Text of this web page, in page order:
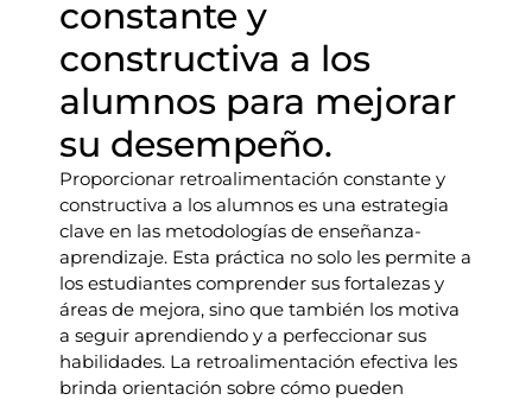
constante y
constructiva a los
alumnos para mejorar
su desempeño.
Proporcionar retroalimentación constante y
constructiva a los alumnos es una estrategia
clave en las metodologías de enseñanza-
aprendizaje. Esta práctica no solo les permite a
los estudiantes comprender sus fortalezas y
áreas de mejora, sino que también los motiva
a seguir aprendiendo y a perfeccionar sus
habilidades. La retroalimentación efectiva les
brinda orientación sobre cómo pueden